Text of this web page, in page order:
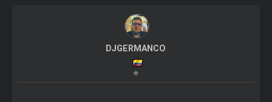
DJGERMANCO